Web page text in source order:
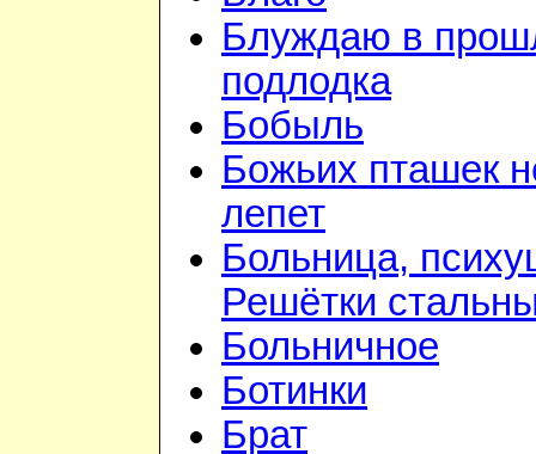
Блуждаю в
подлодка
Бобыль
Божьих пташек
лепет
Больница,
Решётки
Больничное
Ботинки
Брат